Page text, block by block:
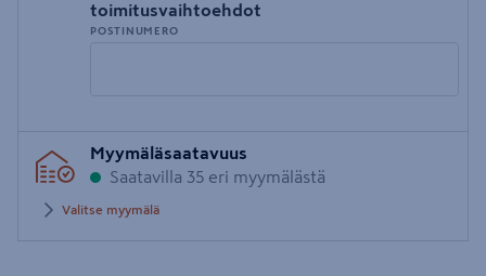
toimitusvaihtoehdot
POSTINUMERO
postinumero
Myymäläsaatavuus
Saatavilla 35 eri myymälästä
Valitse myymälä